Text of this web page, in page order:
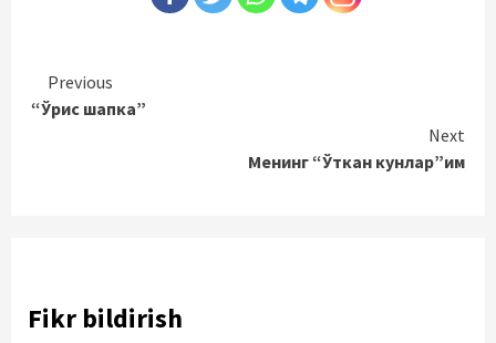
Continue
Reading
Previous
“Ўрис шапка”
Next
Менинг “Ўткан кунлар”им
Fikr bildirish